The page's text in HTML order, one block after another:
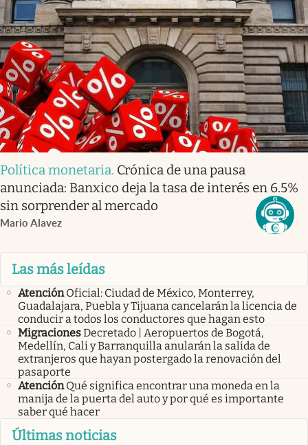
Política monetaria. Crónica de una pausa
anunciada: Banxico deja la tasa de interés en 6.5%
sin sorprender al mercado
Mario Alavez
Las más leídas
Atención Oficial: Ciudad de México, Monterrey,
Guadalajara, Puebla y Tijuana cancelarán la licencia de
conducir a todos los conductores que hagan esto
MigracionesDecretado | Aeropuertos de Bogotá,
Medellín, Cali y Barranquilla anularán la salida de
extranjeros que hayan postergado la renovación del
pasaporte
Atención Qué significa encontrar una moneda en la
manija de la puerta del auto y por qué es importante
saber qué hacer
Últimas noticias